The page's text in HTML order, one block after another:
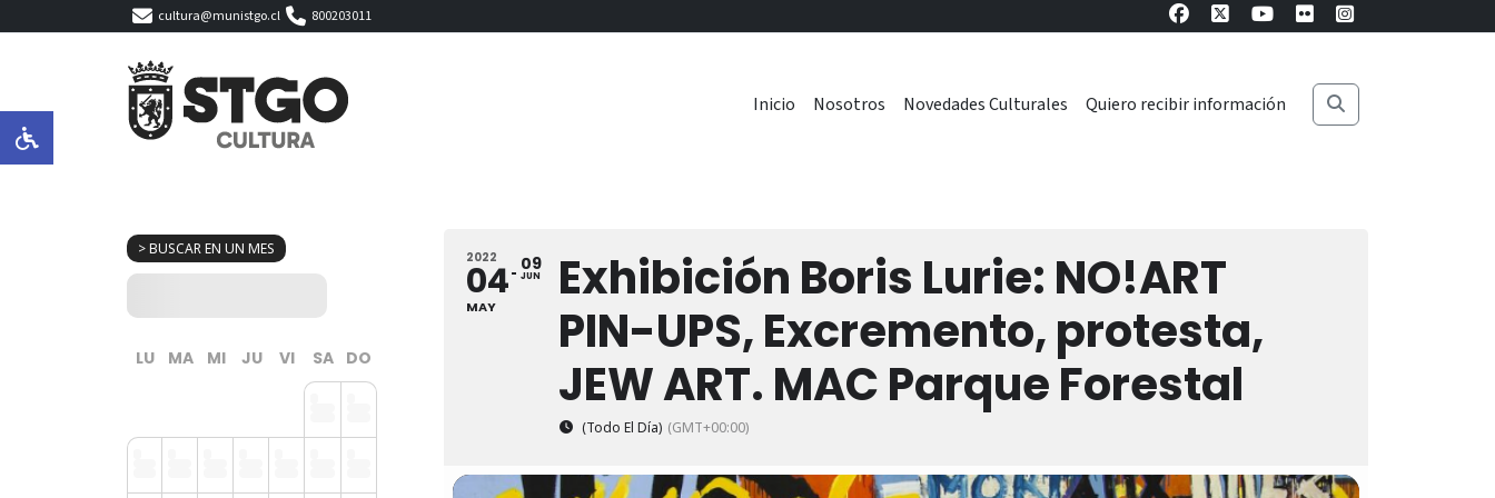
cultura@munistgo.cl 800203011
Inicio Nosotros Novedades Culturales Quiero recibir información
> BUSCAR EN UN MES
LU MA MI JU VI SA DO
2022
04
MAY
09
JUN
Exhibición Boris Lurie: NO!ART
PIN-UPS, Excremento, protesta,
JEW ART. MAC Parque Forestal
(Todo El Día) (GMT+00:00)